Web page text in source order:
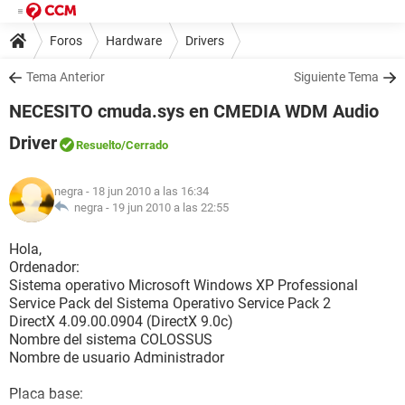
Foros Hardware Drivers
Tema Anterior Siguiente Tema
NECESITO cmuda.sys en CMEDIA WDM Audio
Driver
Resuelto/Cerrado
negra - 18 jun 2010 a las 16:34
negra - 19 jun 2010 a las 22:55
Hola,
Ordenador:
Sistema operativo Microsoft Windows XP Professional
Service Pack del Sistema Operativo Service Pack 2
DirectX 4.09.00.0904 (DirectX 9.0c)
Nombre del sistema COLOSSUS
Nombre de usuario Administrador
Placa base: